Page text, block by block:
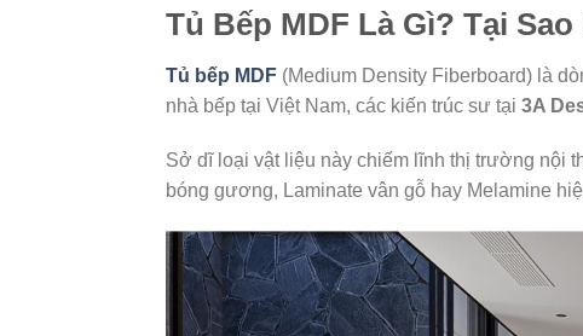
Tủ Bếp MDF Là Gì? Tại
Tủ bếp MDF (Medium Density Fiberboard) là
nhà bếp tại Việt Nam, các kiến trúc sư tại 3A
Sở dĩ loại vật liệu này chiếm lĩnh thị trường nội
bóng gương, Laminate vân gỗ hay Melamine